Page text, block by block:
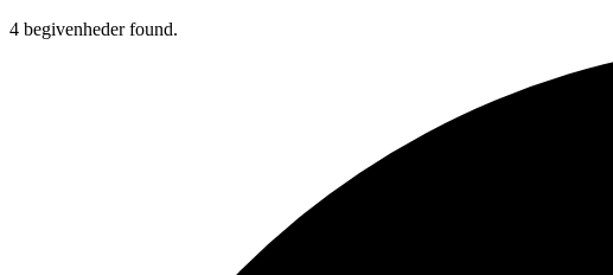
4 begivenheder found.